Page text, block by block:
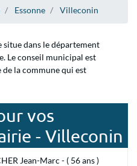
Essonne Villeconin
situe dans le département
Le conseil municipal est
la commune qui est
vos
- Villeconin
Jean-Marc - ( 56 ans )